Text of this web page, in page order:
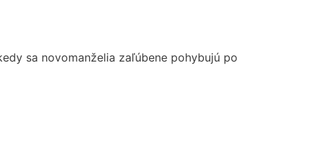
sa novomanželia zaľúbene pohybujú po